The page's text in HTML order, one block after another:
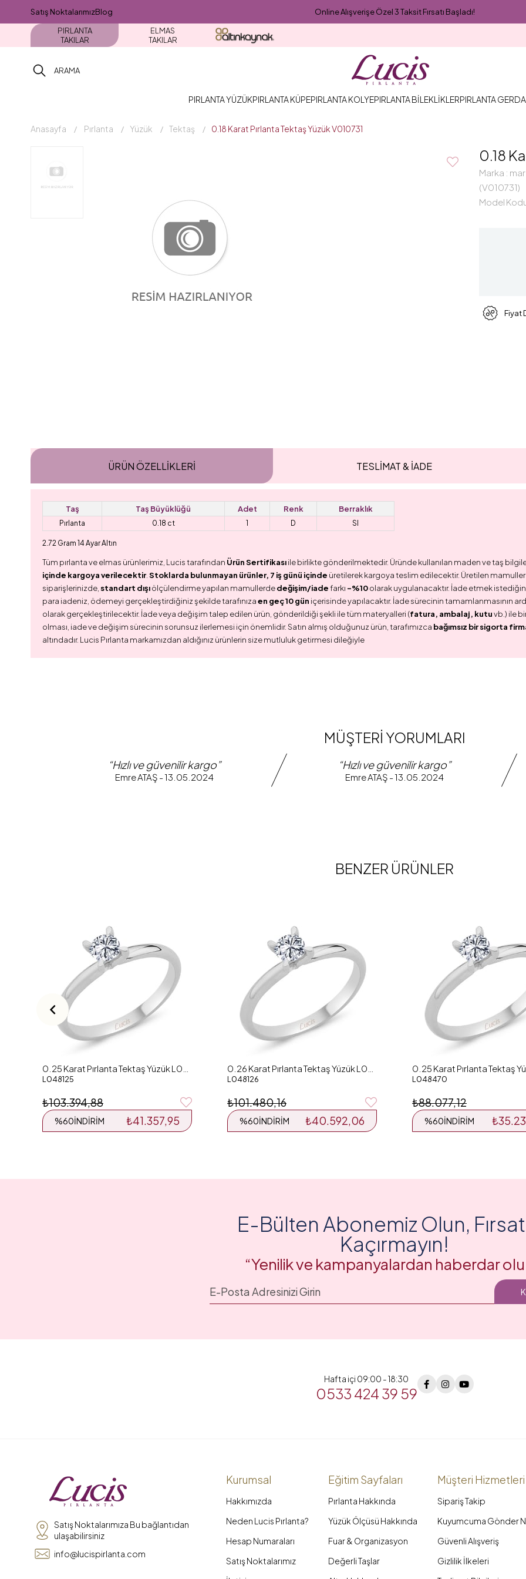
Satış NoktalarımızBlog
Online Alışverişe Özel 3 Taksit Fırsatı Başladı!
PIRLANTA
TAKILAR
ELMAS
TAKILAR
PIRLANTA YÜZÜKPIRLANTA KÜPEPIRLANTA KOLYEPIRLANTA BİLEKLİKLERPIRLANTA
Anasayfa Pırlanta Yüzük Tektaş 0.18 Karat Pırlanta Tektaş Yüzük V010731
0.18
Marka :
(V010731)
Model
Fiyat
ÜRÜN ÖZELLIKLERI TESLİMAT & İADE
Taş Taş Büyüklüğü Adet Renk Berraklık
Pırlanta 0.18 ct 1 D SI
2.72 Gram 14 Ayar Altın
Tüm pırlanta ve elmas ürünlerimiz, Lucis tarafından Ürün Sertifikasıile birlikte gönderilmektedir. Üründe kullanılan maden ve taş
içinde kargoya verilecektir. Stoklarda bulunmayan ürünler, 7 iş günü içinde üretilerek kargoya teslim edilecektir. Üretilen
siparişlerinizde, standart dışıölçülendirme yapılan mamullerdedeğişim/iadefarkı -%10olarak uygulanacaktır. İade etmek
para iadeniz, ödemeyi gerçekleştirdiğiniz şekilde tarafınızaen geç 10 gün içerisinde yapılacaktır. İade sürecinin tamamlanmasının
olarak gerçekleştirilecektir. İade veya değişim talep edilen ürün, gönderildiği şekli ile tüm materyalleri (fatura, ambalaj, kutuvb.) ile
olması, iade ve değişim sürecinin sorunsuz ilerlemesi için önemlidir. Satın almış olduğunuz ürün, tarafımızca bağımsız bir sigorta
altındadır. Lucis Pırlanta markamızdan aldığınız ürünlerin size mutluluk getirmesi dileğiyle
MÜŞTERİ YORUMLARI
“Hızlı ve güvenilir kargo”
Emre ATAŞ - 13.05.2024
“Hızlı ve güvenilir kargo”
Emre ATAŞ - 13.05.2024
BENZER ÜRÜNLER
L048125
₺41.357,95
%60İNDIRIM
₺103.394,88
L048126
₺40.592,06
%60İNDIRIM
₺101.480,16
L048470
%60İNDIRIM
₺88.077,12
E-Bülten Abonemiz Olun,
Kaçırmayın!
“Yenilik ve kampanyalardan haberdar
Hafta içi 09:00 - 18:30
0533 424 39 59
Satış Noktalarımıza Bu bağlantıdan
ulaşabilirsiniz
info@lucispirlanta.com
Kurumsal
Hakkımızda
Neden Lucis Pırlanta?
Hesap Numaraları
Satış Noktalarımız
Eğitim Sayfaları
Pırlanta Hakkında
Yüzük Ölçüsü Hakkında
Fuar & Organizasyon
Değerli Taşlar
Müşteri Hizmetleri
Sipariş Takip
Kuyumcuma Gönder
Güvenli Alışveriş
Gizlilik İlkeleri